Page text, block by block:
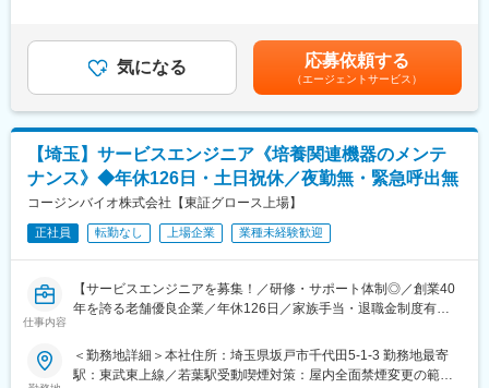
コールセンターの別部門が1次受けを担当しておりますので、直接
顧客との受付対応はありません。休日出勤は設置等で発生する可
能性がありますが、月に1～2日程度で、発生した際は振替休日を
必ず取得いただいております。担当エリアに応じて出張が発生は
致しますが、チーム内で調整しながら偏りがでないように調整し
ております。
■研修やフォロー体制：
全体でのオリエンテーションから始まり、製品ごとの知識研修な
輩社員も付きながらフォローしていきますので困ったときもタイ
ムリーにサポートできる体制が整っています。
変更の範囲：会社の定める業務
埼玉での研修（1ヶ月）⇒拠点でのOJT研修（1年目中）⇒独り立
スキル・経験によってお任せする業務を調整します。
・ポンプ製品：キャンドモータ－ポンプ、往復動ポンプ 、グルー
プ（CE＆IG）製品など
・お客様先：化学コンビナート、官庁上下水道、発電所、ガス等
のライフラインなど
※部署として岡山県、広島県、鳥取県、香川県、高知県、愛媛県を
担当しています。
■当部署の取り組み
インフラ関連製品や、注目されている脱酸素に関する製品などに
携わることができ、責任感ややりがいを感じていただけます。な
す。
また、扱い製品の幅が広くエンジニアとしての成長や面白味を感
選考を通じて上下する可能性があります。月給(月額)は固定手当を
含めた表記です。
気になる 応募依頼する
（エージェントサービス）
【埼玉】サービスエンジニア《培養関連機器のメンテ
ナンス》◆年休126日・土日祝休／夜勤無・緊急呼出無
コージンバイオ株式会社【東証グロース上場】
正社員 転勤なし 上場企業 業種未経験歓迎
仕事内容
【サービスエンジニアを募集！／研修・サポート体制◎／創業40
年を誇る老舗優良企業／年休126日／家族手当・退職金制度有
【はじめに】
＜勤務地詳細＞本社住所：埼玉県坂戸市千代田5-1-3 勤務地最寄
駅：東武東上線／若葉駅受動喫煙対策：屋内全面禁煙変更の範